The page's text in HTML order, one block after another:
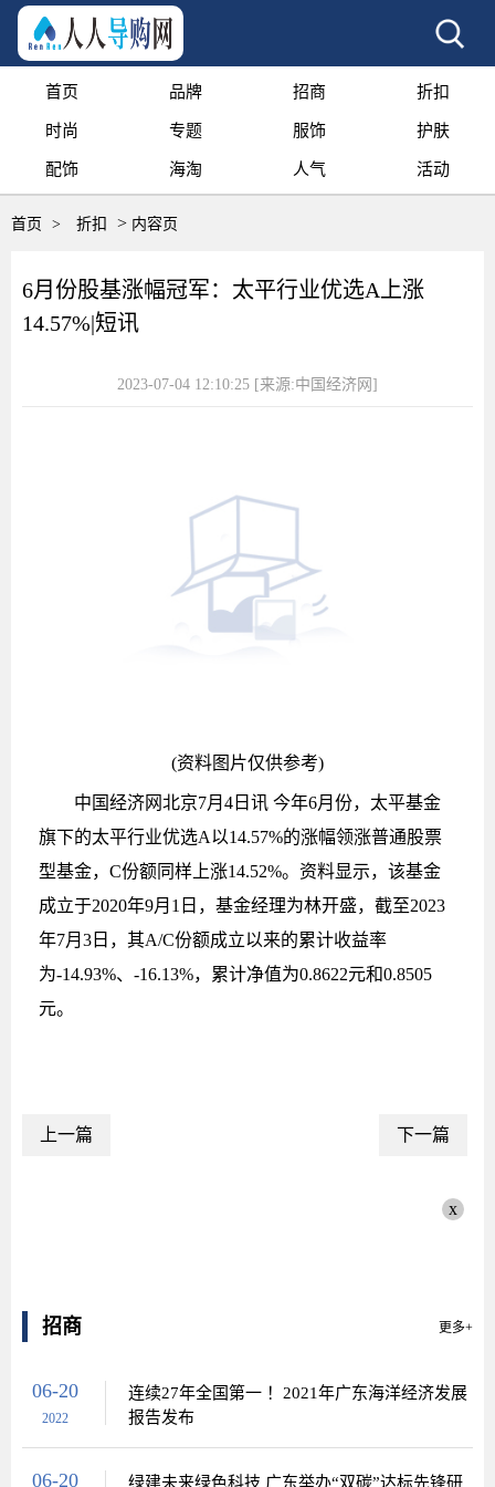
首页 品牌 招商 折扣
时尚 专题 服饰 护肤
配饰 海淘 人气 活动
首页 > 折扣 > 内容页
6月份股基涨幅冠军：太平行业优选A上涨
14.57%|短讯
2023-07-04 12:10:25 [来源:中国经济网]
(资料图片仅供参考)
中国经济网北京7月4日讯 今年6月份，太平基金
旗下的太平行业优选A以14.57%的涨幅领涨普通股票
型基金，C份额同样上涨14.52%。资料显示，该基金
成立于2020年9月1日，基金经理为林开盛，截至2023
年7月3日，其A/C份额成立以来的累计收益率
为-14.93%、-16.13%，累计净值为0.8622元和0.8505
元。
上一篇 下一篇
x
招商 更多+
06-20
2022
连续27年全国第一 ！2021年广东海洋经济发展
报告发布
06-20 绿建未来绿色科技 广东举办“双碳”达标先锋研